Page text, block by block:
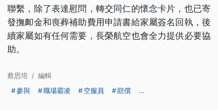
聯繫，除了表達慰問，轉交同仁的懷念卡片，也已寄
發撫卹金和喪葬補助費用申請書給家屬簽名回執，後
續家屬如有任何需要，長榮航空也會全力提供必要協
助。
蔡思培 / 編輯
參與
職場霸凌 空服員 賠償 ...